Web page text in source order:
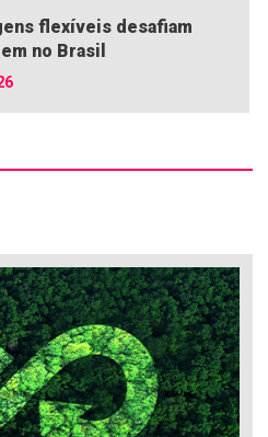
flexíveis desafiam
no Brasil